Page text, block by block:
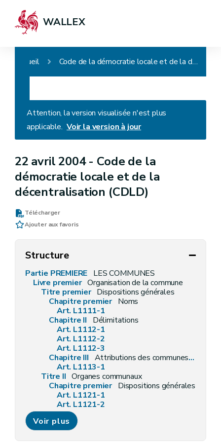
WALLEX
Accueil Code de la démocratie locale et de la décentralisation (CDLD)
Attention, la version visualisée n'est plus
applicable. Voir la version à jour
22 avril 2004 - Code de la
démocratie locale et de la
décentralisation (CDLD)
Télécharger
Ajouter aux favoris
Structure
Partie PREMIERE LES COMMUNES
Livre premier Organisation de la commune
Titre premier Dispositions générales
Chapitre premier Noms
Art. L1111-1
Chapitre II
Délimitations
Art. L1112-1
Art. L1112-2
Art. L1112-3
Chapitre III Attributions des communes en général
Art. L1113-1
Titre II Organes communaux
Chapitre premier Dispositions générales
Art. L1121-1
Art. L1121-2
Art. L1121-3
Art. L1121-4
Chapitre II
Voir plus